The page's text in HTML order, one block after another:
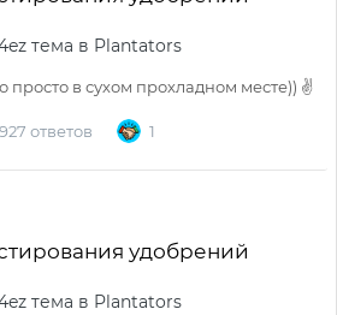
тема в Plantators
просто в сухом прохладном месте)) ✌
ответов 1
удобрений
тема в Plantators